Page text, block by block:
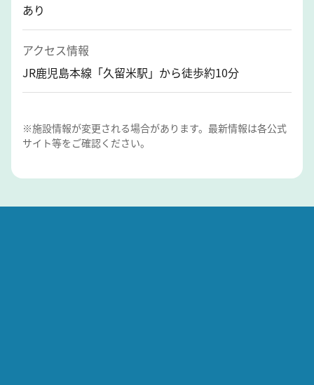
あり
アクセス情報
JR鹿児島本線「久留米駅」から徒歩約10分
※施設情報が変更される場合があります。最新情報は各公式
サイト等をご確認ください。